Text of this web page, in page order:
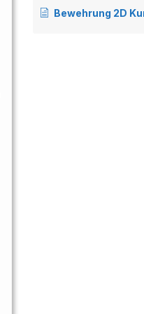
Bewehrung 2D Kurs – Konstruieren